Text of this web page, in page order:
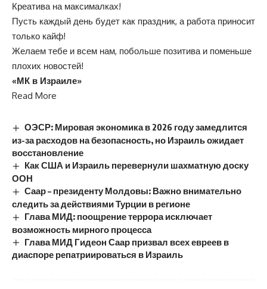
Креатива на максималках!
Пусть каждый день будет как праздник, а работа приносит
только кайф!
Желаем тебе и всем нам, побольше позитива и поменьше
плохих новостей!
«МК в Израиле»
Read More
ОЭСР: Мировая экономика в 2026 году замедлится
из-за расходов на безопасность, но Израиль ожидает
восстановление
Как США и Израиль перевернули шахматную доску
ООН
Саар – президенту Молдовы: Важно внимательно
следить за действиями Турции в регионе
Глава МИД: поощрение террора исключает
возможность мирного процесса
Глава МИД Гидеон Саар призвал всех евреев в
диаспоре репатриироваться в Израиль